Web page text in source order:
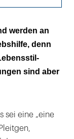
und viel
werden an
denn
sind aber
sei eine „eine